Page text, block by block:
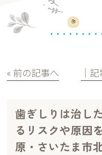
« 前の記事へ │記
歯ぎしりは治し
るリスクや原因
原・さいたま市